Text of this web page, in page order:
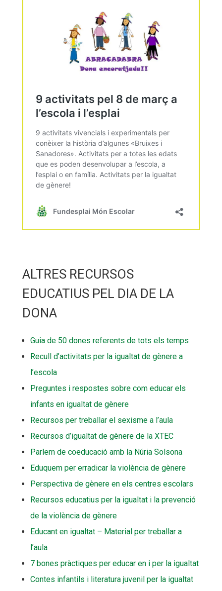
ALTRES RECURSOS
EDUCATIUS PEL DIA DE LA
DONA
Guia de 50 dones referents de tots els temps
Recull d’activitats per la igualtat de gènere a
l’escola
Preguntes i respostes sobre com educar els
infants en igualtat de gènere
Recursos per treballar el sexisme a l’aula
Recursos d’igualtat de gènere de la XTEC
Parlem de coeducació amb la Núria Solsona
Eduquem per erradicar la violència de gènere
Perspectiva de gènere en els centres escolars
Recursos educatius per la igualtat i la prevenció
de la violència de gènere
Educant en igualtat – Material per treballar a
l’aula
7 bones pràctiques per educar en i per la igualtat
Contes infantils i literatura juvenil per la igualtat